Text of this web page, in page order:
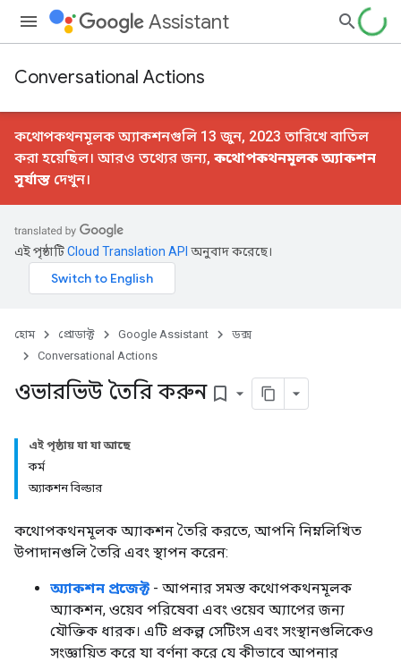
Assistant
Conversational Actions
কথোপকথনমূলক অ্যাকশনগুলি 13 জুন, 2023 তারিখে বাতিল
করা হয়েছিল। আরও তথ্যের জন্য, কথোপকথনমূলক অ্যাকশন
সূর্যাস্ত দেখুন।
এই পৃষ্ঠাটিCloud Translation API অনুবাদ করেছে।
হোম প্রোডাক্ট Google Assistant
ডক্স
Conversational Actions
ওভারভিউ তৈরি করুন bookmark_border
এই পৃষ্ঠায় যা যা আছে
কর্ম
অ্যাকশন বিল্ডার
কথোপকথনমূলক অ্যাকশন তৈরি করতে, আপনি নিম্নলিখিত
উপাদানগুলি তৈরি এবং স্থাপন করেন:
অ্যাকশন প্রজেক্ট - আপনার সমস্ত কথোপকথনমূলক
অ্যাকশন, ওয়েব পরিষেবা এবং ওয়েব অ্যাপের জন্য
যৌক্তিক ধারক। এটি প্রকল্প সেটিংস এবং সংস্থানগুলিকেও
সংজ্ঞায়িত করে যা বর্ণনা করে যে কীভাবে আপনার